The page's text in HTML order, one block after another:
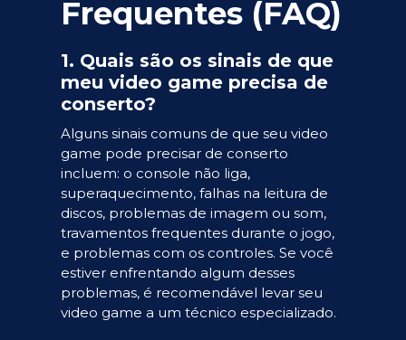
Frequentes (FAQ)
1. Quais são os sinais de que
meu video game precisa de
conserto?
Alguns sinais comuns de que seu video
game pode precisar de conserto
incluem: o console não liga,
superaquecimento, falhas na leitura de
discos, problemas de imagem ou som,
travamentos frequentes durante o jogo,
e problemas com os controles. Se você
estiver enfrentando algum desses
problemas, é recomendável levar seu
video game a um técnico especializado.